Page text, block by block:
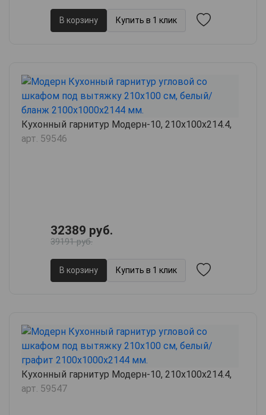
В корзину Купить в 1 клик
Кухонный гарнитур Модерн-10, 210х100х214.4,
арт. 59546
32389 руб.
39191 руб.
В корзину Купить в 1 клик
Кухонный гарнитур Модерн-10, 210х100х214.4,
арт. 59547